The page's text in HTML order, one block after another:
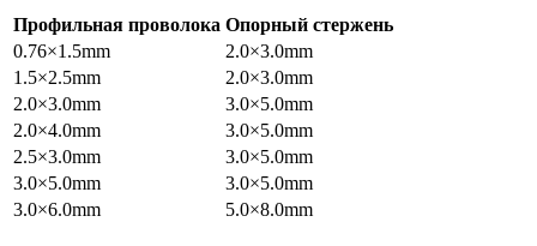
Профильная проволока Опорный стержень
0.76×1.5mm
2.0×3.0mm
1.5×2.5mm
2.0×3.0mm
2.0×3.0mm
3.0×5.0mm
2.0×4.0mm
3.0×5.0mm
2.5×3.0mm
3.0×5.0mm
3.0×5.0mm
3.0×5.0mm
3.0×6.0mm
5.0×8.0mm